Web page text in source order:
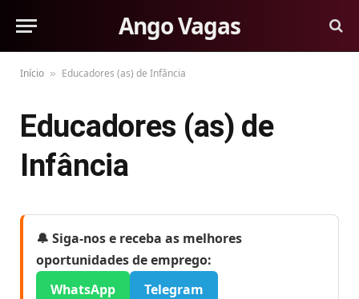
Ango Vagas
Início » Educadores (as) de Infância
Educadores (as) de
Infância
🔔 Siga-nos e receba as melhores
oportunidades de emprego:
WhatsApp
Telegram